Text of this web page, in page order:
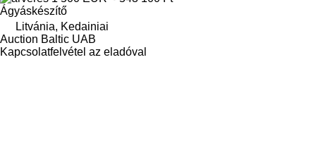
Ágyáskészítő
Litvánia, Kedainiai
Auction Baltic UAB
Kapcsolatfelvétel az eladóval